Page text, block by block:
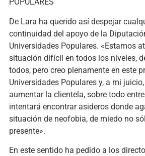
De Lara ha querido así despejar
continuidad del apoyo de la
Universidades Populares. «Estamos
situación difícil en todos los niveles,
todos, pero creo plenamente en este
Universidades Populares y, a mi
aumentar la clientela, sobre todo
intentará encontrar asideros donde
situación de neofobia, de miedo no
presente».
En este sentido ha pedido a los